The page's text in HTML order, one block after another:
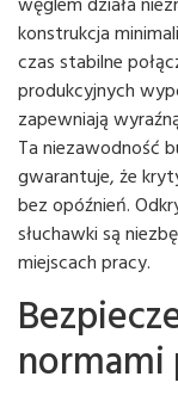
konstrukcja
czas stabilne
produkcyjnych
zapewniają
Ta niezawodność
gwarantuje, że
bez opóźnień.
słuchawki są
miejscach pracy.
normami